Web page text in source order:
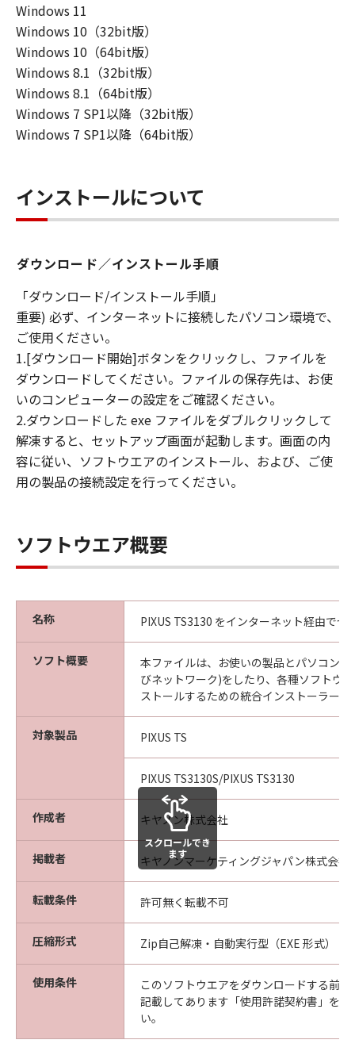
連して生ずる直接的または間接的な損失、
損害等について、いかなる場合においても
一切の責任を負いません。
ユーザーは、日本国政府または該当国の政
府より必要な許可等を得ることなしに、本
ソフトウェアの全部または一部を、直接ま
たは間接に輸出してはなりません。
Windows 11
Windows 10（32bit版）
Windows 10（64bit版）
Windows 8.1（32bit版）
Windows 8.1（64bit版）
Windows 7 SP1以降（32bit版）
Windows 7 SP1以降（64bit版）
インストールについて
ダウンロード／インストール手順
「ダウンロード/インストール手順」
重要) 必ず、インターネットに接続したパソコン環境で、
ご使用ください。
1.[ダウンロード開始]ボタンをクリックし、ファイルを
ダウンロードしてください。ファイルの保存先は、お使
いのコンピューターの設定をご確認ください。
2.ダウンロードした exe ファイルをダブルクリックして
解凍すると、セットアップ画面が起動します。画面の内
容に従い、ソフトウエアのインストール、および、ご使
用の製品の接続設定を行ってください。
ソフトウエア概要
名称 PIXUS TS3130 をインターネット経由でセ
ソフト概要
本ファイルは、お使いの製品とパソコン
びネットワーク)をしたり、各種ソフトウ
ストールするための統合インストーラーで
対象製品 PIXUS TS
PIXUS TS3130S/PIXUS TS3130
作成者 キヤノン株式会社
掲載者 キヤノンマーケティングジャパン株式会社
転載条件 許可無く転載不可
圧縮形式 Zip自己解凍・自動実行型（EXE 形式）
使用条件
このソフトウエアをダウンロードする前
記載してあります「使用許諾契約書」を
い。
スクロールでき
ます